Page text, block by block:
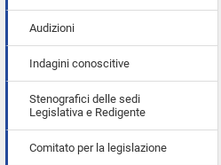
Audizioni
Indagini conoscitive
Stenografici delle sedi
Legislativa e Redigente
Comitato per la legislazione